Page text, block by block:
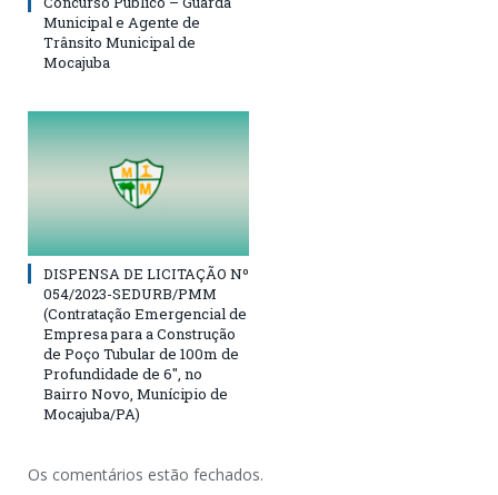
Municipal e Agente de
Trânsito Municipal de
Mocajuba
DISPENSA DE LICITAÇÃO Nº
054/2023-SEDURB/PMM
(Contratação Emergencial de
Empresa para a Construção
de Poço Tubular de 100m de
Profundidade de 6″, no
Bairro Novo, Munícipio de
Mocajuba/PA)
Os comentários estão fechados.